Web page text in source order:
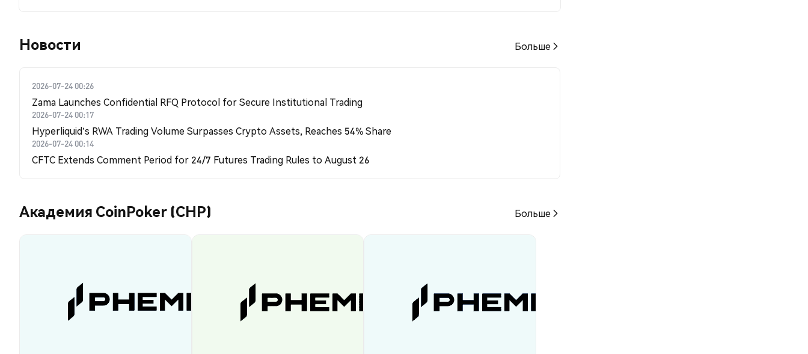
Новости Больше
2026-07-24 00:26
Zama Launches Confidential RFQ Protocol for Secure Institutional Trading
2026-07-24 00:17
Hyperliquid's RWA Trading Volume Surpasses Crypto Assets, Reaches 54% Share
2026-07-24 00:14
CFTC Extends Comment Period for 24/7 Futures Trading Rules to August 26
Академия CoinPoker (CHP) Больше